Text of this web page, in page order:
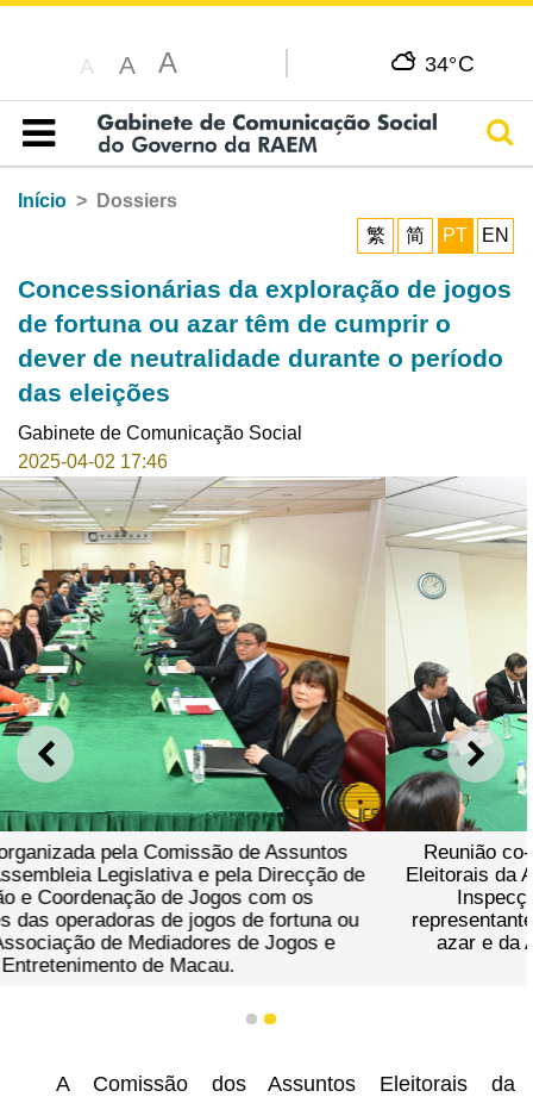
A A A 34°C
Índice
Início
Dossiers
繁
简 PT EN
Concessionárias da exploração de jogos
de fortuna ou azar têm de cumprir o
dever de neutralidade durante o período
das eleições
Gabinete de Comunicação Social
2025-04-02 17:46
ANTERIOR
Reunião co-organizada pela Comissão de Assuntos
Eleitorais da Assembleia Legislativa e pela Direcção de
Inspecção e Coordenação de Jogos com os
representantes das operadoras de jogos de fortuna ou
azar e da Associação de Mediadores de Jogos e
Entretenimento de Macau.
1 2
A Comissão dos Assuntos Eleitorais da